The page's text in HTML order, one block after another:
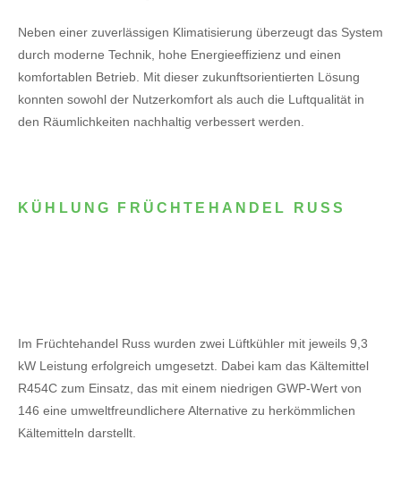
Neben einer zuverlässigen Klimatisierung überzeugt das System
durch moderne Technik, hohe Energieeffizienz und einen
komfortablen Betrieb. Mit dieser zukunftsorientierten Lösung
konnten sowohl der Nutzerkomfort als auch die Luftqualität in
den Räumlichkeiten nachhaltig verbessert werden.
KÜHLUNG FRÜCHTEHANDEL RUSS
Im Früchtehandel Russ wurden zwei Lüftkühler mit jeweils 9,3
kW Leistung erfolgreich umgesetzt. Dabei kam das Kältemittel
R454C zum Einsatz, das mit einem niedrigen GWP-Wert von
146 eine umweltfreundlichere Alternative zu herkömmlichen
Kältemitteln darstellt.